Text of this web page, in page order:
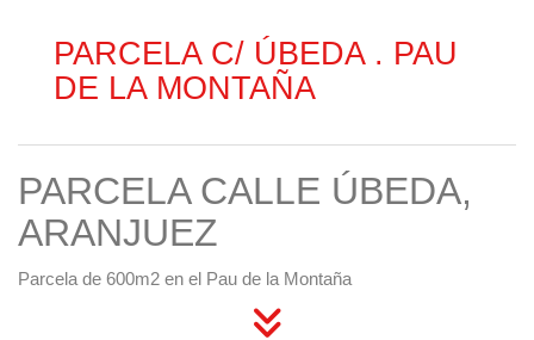
PARCELA C/ ÚBEDA . PAU
DE LA MONTAÑA
PARCELA CALLE ÚBEDA,
ARANJUEZ
Parcela de 600m2 en el Pau de la Montaña